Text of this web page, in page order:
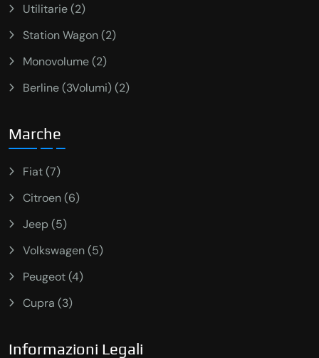
Utilitarie (2)
Station Wagon (2)
Monovolume (2)
Berline (3Volumi) (2)
Marche
Fiat (7)
Citroen (6)
Jeep (5)
Volkswagen (5)
Peugeot (4)
Cupra (3)
Informazioni Legali